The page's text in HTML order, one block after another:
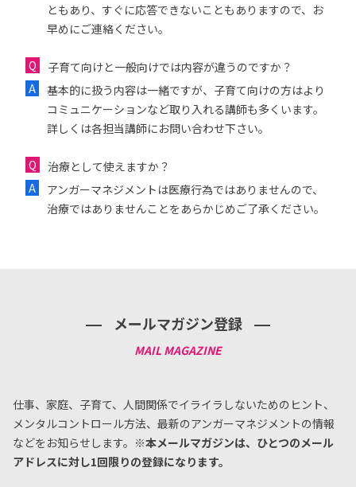
ともあり、すぐに応答できないこともありますので、お
早めにご連絡ください。
子育て向けと一般向けでは内容が違うのですか？
基本的に扱う内容は一緒ですが、子育て向けの方はより
コミュニケーションなど取り入れる講師も多くいます。
詳しくは各担当講師にお問い合わせ下さい。
治療として使えますか？
アンガーマネジメントは医療行為ではありませんので、
治療ではありませんことをあらかじめご了承ください。
メールマガジン登録
仕事、家庭、子育て、人間関係でイライラしないためのヒント、
メンタルコントロール方法、 最新のアンガーマネジメントの情報
などをお知らせします。 ※本メールマガジンは、ひとつのメール
アドレスに対し1回限りの登録になります。